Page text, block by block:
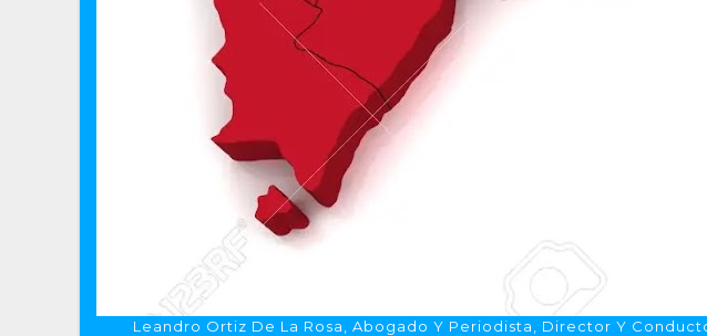
Leandro Ortiz De La Rosa, Abogado Y Periodista, Director Y